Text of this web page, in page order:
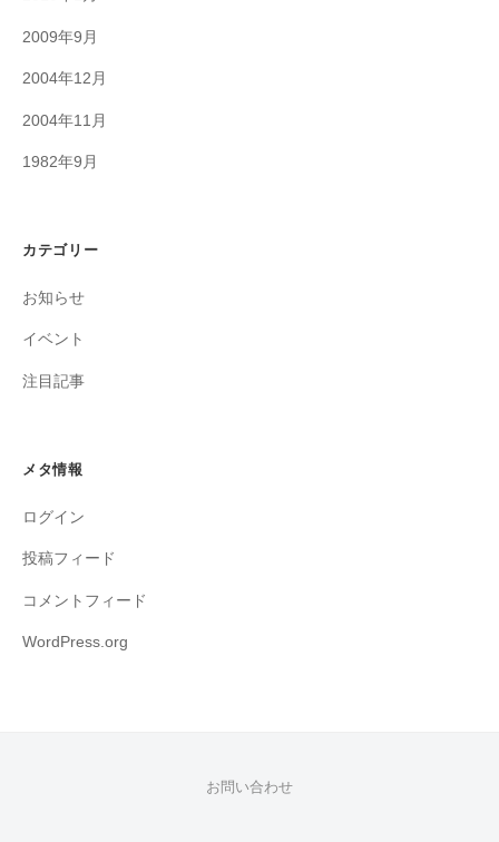
2009年9月
2004年12月
2004年11月
1982年9月
カテゴリー
お知らせ
イベント
注目記事
メタ情報
ログイン
投稿フィード
コメントフィード
WordPress.org
お問い合わせ